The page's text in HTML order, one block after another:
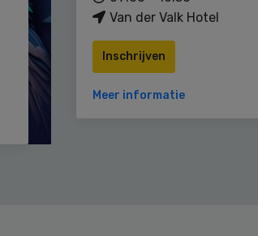
Van der Valk Hotel
Inschrijven
Meer informatie